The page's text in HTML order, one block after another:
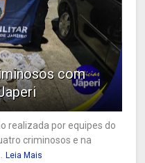
com
realizada por equipes do
criminosos e na
Leia Mais